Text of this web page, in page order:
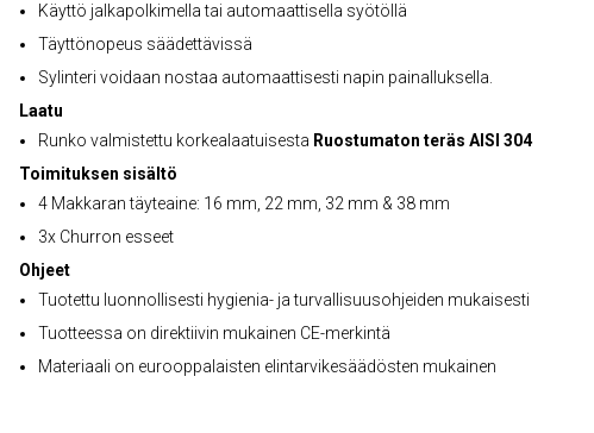
Käyttö jalkapolkimella tai automaattisella syötöllä
Täyttönopeus säädettävissä
Sylinteri voidaan nostaa automaattisesti napin painalluksella.
Laatu
Runko valmistettu korkealaatuisesta Ruostumaton teräs AISI 304
Toimituksen sisältö
4 Makkaran täyteaine: 16 mm, 22 mm, 32 mm & 38 mm
3x Churron esseet
Ohjeet
Tuotettu luonnollisesti hygienia- ja turvallisuusohjeiden mukaisesti
Tuotteessa on direktiivin mukainen CE-merkintä
Materiaali on eurooppalaisten elintarvikesäädösten mukainen